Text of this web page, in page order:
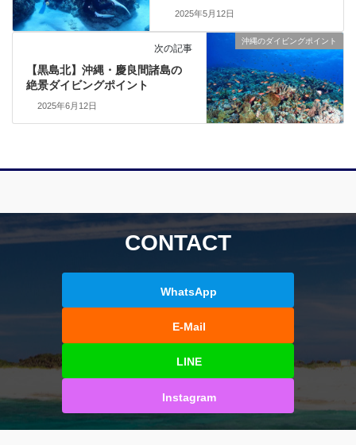
2025年5月12日
沖縄のダイビングポイント
次の記事
【黒島北】沖縄・慶良間諸島の
絶景ダイビングポイント
2025年6月12日
CONTACT
WhatsApp
E-Mail
LINE
Instagram